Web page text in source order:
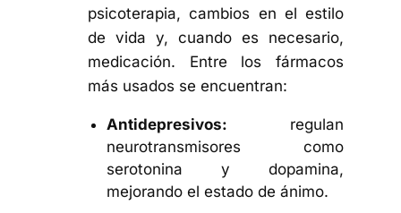
psicoterapia, cambios en el estilo
de vida y, cuando es necesario,
medicación. Entre los fármacos
más usados se encuentran:
Antidepresivos: regulan
neurotransmisores como
serotonina y dopamina,
mejorando el estado de ánimo.